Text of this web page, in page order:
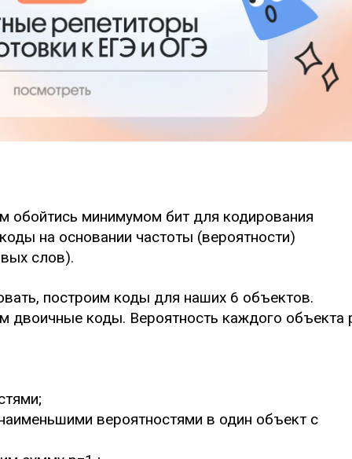
обойтись минимумом бит для кодирования
на основании частоты (вероятности)
слов).
построим коды для наших 6 объектов.
двоичные коды. Вероятность каждого объекта
вероятностями в один объект с